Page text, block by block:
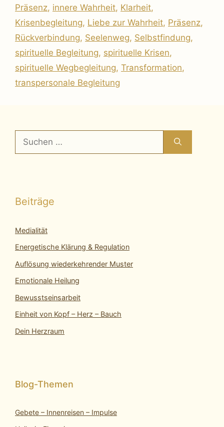
Präsenz, innere Wahrheit, Klarheit,
Krisenbegleitung, Liebe zur Wahrheit, Präsenz,
Rückverbindung, Seelenweg, Selbstfindung,
spirituelle Begleitung, spirituelle Krisen,
spirituelle Wegbegleitung, Transformation,
transpersonale Begleitung
nach:
Beiträge
Medialität
Energetische Klärung & Regulation
Auflösung wiederkehrender Muster
Emotionale Heilung
Bewusstseinsarbeit
Einheit von Kopf – Herz – Bauch
Dein Herzraum
Gebete – Innenreisen – Impulse